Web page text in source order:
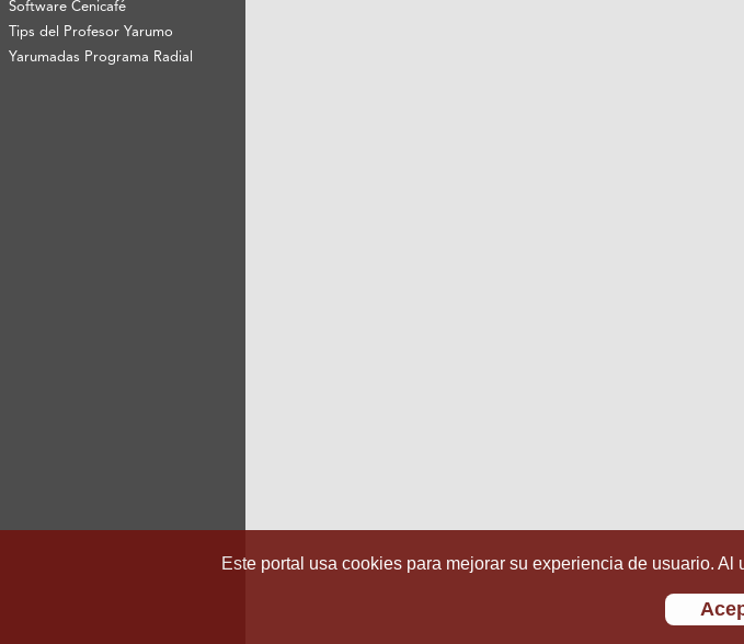
Software Cenicafé
Tips del Profesor Yarumo
Yarumadas Programa Radial
Este portal usa cookies para mejorar su experiencia de usuario.